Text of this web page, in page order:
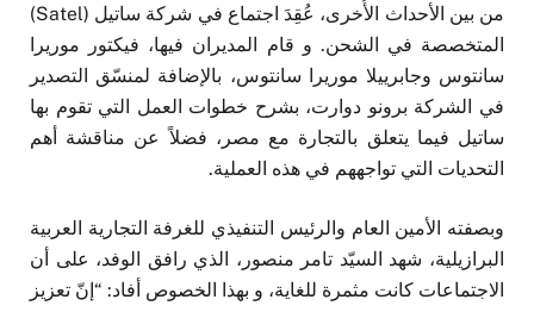
من بين الأحداث الأُخرى، عُقِدَ اجتماع في شركة ساتيل (Satel)
المتخصصة في الشحن. و قام المديران فيها، فيكتور موريرا
سانتوس وجابرييلا موريرا سانتوس، بالإضافة لمنسّق التصدير
في الشركة برونو دوارت، بشرح خطوات العمل التي تقوم بها
ساتيل فيما يتعلق بالتجارة مع مصر، فضلاً عن مناقشة أهم
التحديات التي تواجههم في هذه العملية.
وبصفته الأمين العام والرئيس التنفيذي للغرفة التجارية العربية
البرازيلية، شهد السيّد تامر منصور، الذي رافق الوفد، على أن
الاجتماعات كانت مثمرة للغاية، و بهذا الخصوص أفاد: “إنّ تعزيز